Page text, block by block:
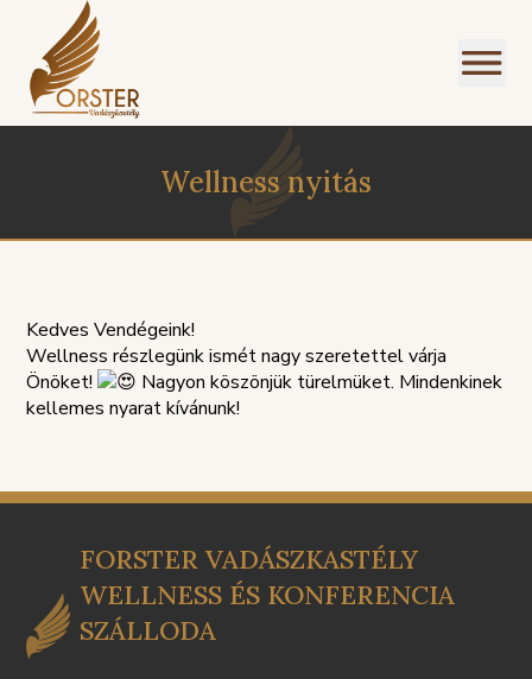
SZOLGÁLTATÁSI
Wellness nyitás
Kedves Vendégeink!
Wellness részlegünk ismét nagy szeretettel várja
Önöket!
Nagyon köszönjük türelmüket. Mindenkinek
kellemes nyarat kívánunk!
FORSTER VADÁSZKASTÉLY
WELLNESS ÉS KONFERENCIA
SZÁLLODA